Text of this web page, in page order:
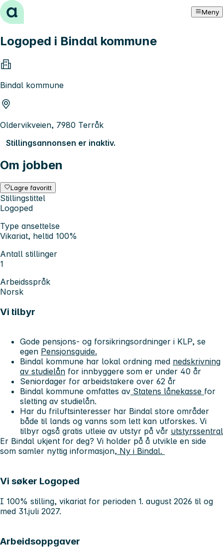
Hopp til innhold Meny
Logoped i Bindal kommune
Bindal kommune
Oldervikveien, 7980 Terråk
Stillingsannonsen er inaktiv.
Om jobben
Lagre favoritt
Stillingstittel
Logoped
Type ansettelse
Vikariat, heltid 100%
Antall stillinger
1
Arbeidsspråk
Norsk
Vi tilbyr
Gode pensjons- og forsikringsordninger i KLP, se
egen Pensjonsguide.
Bindal kommune har lokal ordning med nedskrivning
av studielån for innbyggere som er under 40 år
Seniordager for arbeidstakere over 62 år
Bindal kommune omfattes av Statens lånekasse for
sletting av studielån.
Har du friluftsinteresser har Bindal store områder
både til lands og vanns som lett kan utforskes. Vi
tilbyr også gratis utleie av utstyr på vår utstyrssentral
Er Bindal ukjent for deg? Vi holder på å utvikle en side
som samler nyttig informasjon, Ny i Bindal.
Vi søker Logoped
I 100% stilling, vikariat for perioden 1. august 2026 til og
med 31.juli 2027.
Arbeidsoppgaver